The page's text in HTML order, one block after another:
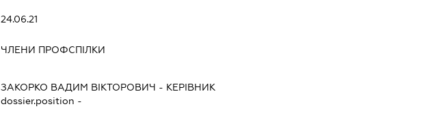
24.06.21
ЧЛЕНИ ПРОФСПІЛКИ
ЗАКОРКО ВАДИМ ВІКТОРОВИЧ - КЕРІВНИК
dossier.position -